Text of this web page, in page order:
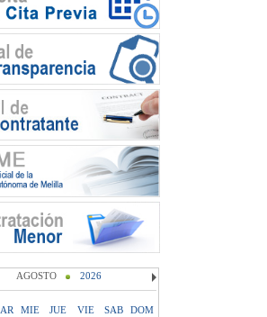
AGOSTO 2026
MIE JUE VIE SAB DOM